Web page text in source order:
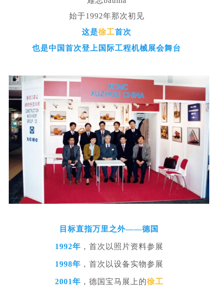
始于1992年那次初见
这是徐工首次
也是中国首次登上国际工程机械展会舞台
目标直指万里之外——德国
1992年 ，首次以照片资料参展
1998年 ，首次以设备实物参展
2001年 ，德国宝马展上的徐工